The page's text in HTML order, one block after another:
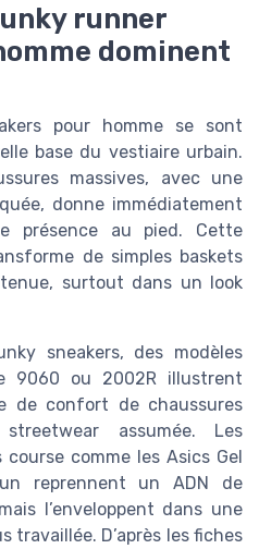
runner
dominent
pour homme se sont
base du vestiaire urbain.
massives, avec une
donne immédiatement
présence au pied. Cette
de simples baskets
surtout dans un look
sneakers, des modèles
9060 ou 2002R illustrent
de confort de chaussures
assumée. Les
comme les Asics Gel
reprennent un ADN de
l’enveloppent dans une
travaillée. D’après les fiches